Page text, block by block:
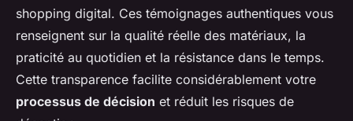
shopping digital. Ces témoignages authentiques vous
renseignent sur la qualité réelle des matériaux, la
praticité au quotidien et la résistance dans le temps.
Cette transparence facilite considérablement votre
processus de décision et réduit les risques de